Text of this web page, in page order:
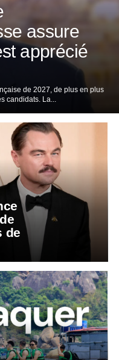
assure
apprécié
de 2027, de plus en plus
candidats. La...
de